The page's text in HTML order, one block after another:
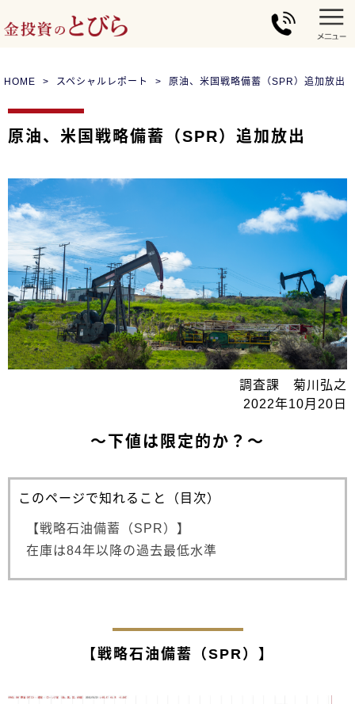
HOME スペシャルレポート 原油、米国戦略備蓄（SPR）追加放出
原油、米国戦略備蓄（SPR）追加放出
調査課 菊川弘之
2022年10月20日
～下値は限定的か？～
このページで知れること（目次）
【戦略石油備蓄（SPR）】
在庫は84年以降の過去最低水準
【戦略石油備蓄（SPR）】